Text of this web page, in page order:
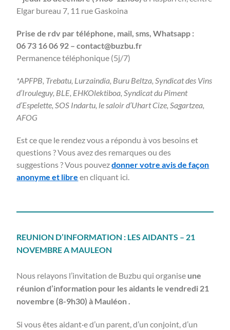
Elgar bureau 7, 11 rue Gaskoina
Prise de rdv par téléphone, mail, sms, Whatsapp :
06 73 16 06 92 – contact@buzbu.fr
Permanence téléphonique (5j/7)
*APFPB, Trebatu, Lurzaindia, Buru Beltza, Syndicat des Vins
d’Irouleguy, BLE, EHKOlektiboa, Syndicat du Piment
d’Espelette, SOS Indartu, le saloir d’Uhart Cize, Sagartzea,
AFOG
Est ce que le rendez vous a répondu à vos besoins et
questions ? Vous avez des remarques ou des
suggestions ? Vous pouvezdonner votre avis de façon
anonyme et libre en cliquant ici.
REUNION D’INFORMATION : LES AIDANTS – 21
NOVEMBRE A MAULEON
Nous relayons l’invitation de Buzbu qui organise une
réunion d’information pour les aidants le vendredi 21
novembre (8-9h30) à Mauléon .
Si vous êtes aidant·e d’un parent, d’un conjoint, d’un